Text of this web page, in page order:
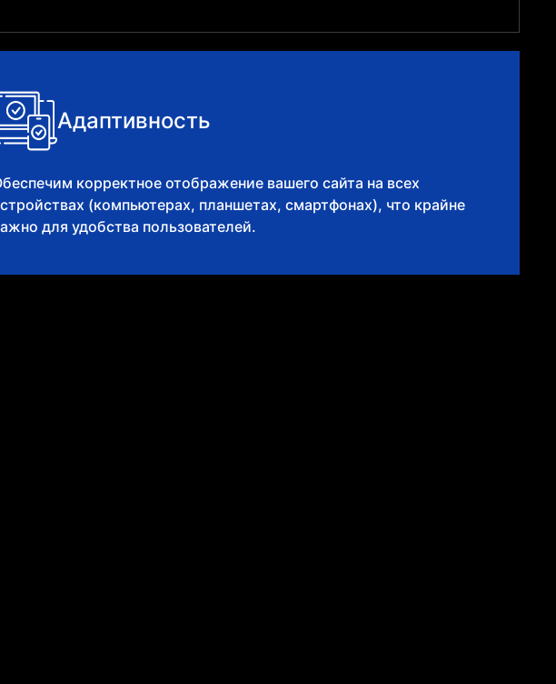
Адаптивность
корректное отображение вашего сайта на всех
(компьютерах, планшетах, смартфонах), что крайне
для удобства пользователей.